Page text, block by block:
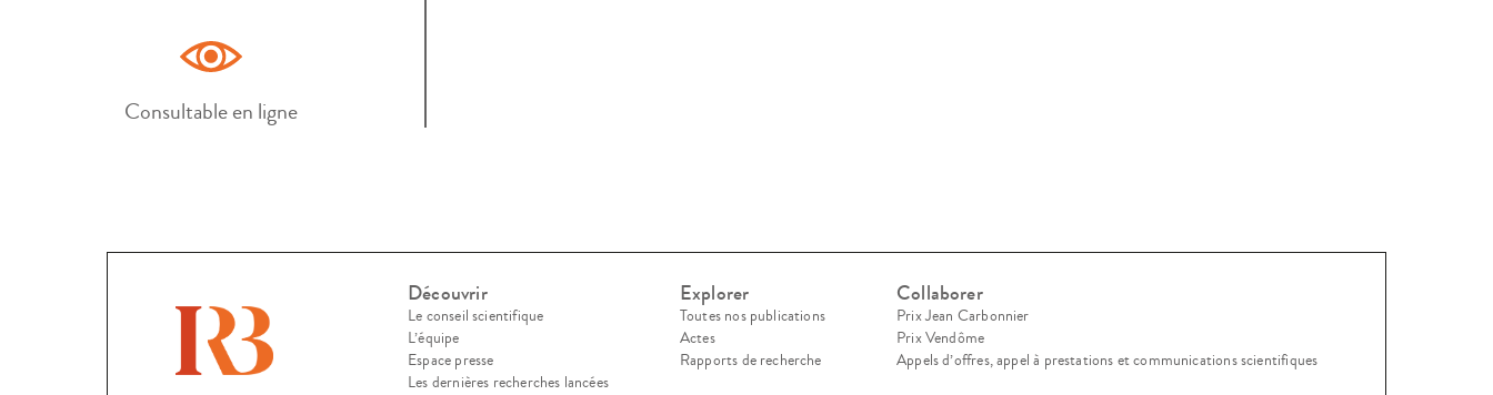
Consultable en ligne
Découvrir
Le conseil scientifique
L’équipe
Espace presse
Les dernières recherches lancées
Explorer
Toutes nos publications
Actes
Rapports de recherche
Collaborer
Prix Jean Carbonnier
Prix Vendôme
Appels d’offres, appel à prestations et communications scientifiques